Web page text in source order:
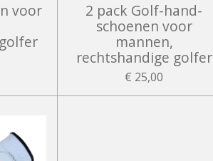
voor
2 pack Golf-hand-
schoenen voor
mannen,
rechtshandige golfer
€ 25,00